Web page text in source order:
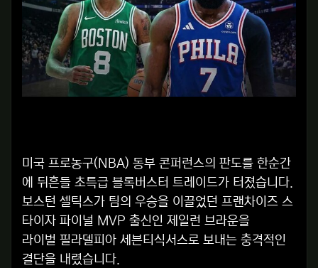
미국 프로농구(NBA) 동부 콘퍼런스의 판도를 한순간
에 뒤흔들 초특급 블록버스터 트레이드가 터졌습니다.
보스턴 셀틱스가 팀의 우승을 이끌었던 프랜차이즈 스
타이자 파이널 MVP 출신인 제일런 브라운을
라이벌 필라델피아 세븐티식서스로 보내는 충격적인
결단을 내렸습니다.